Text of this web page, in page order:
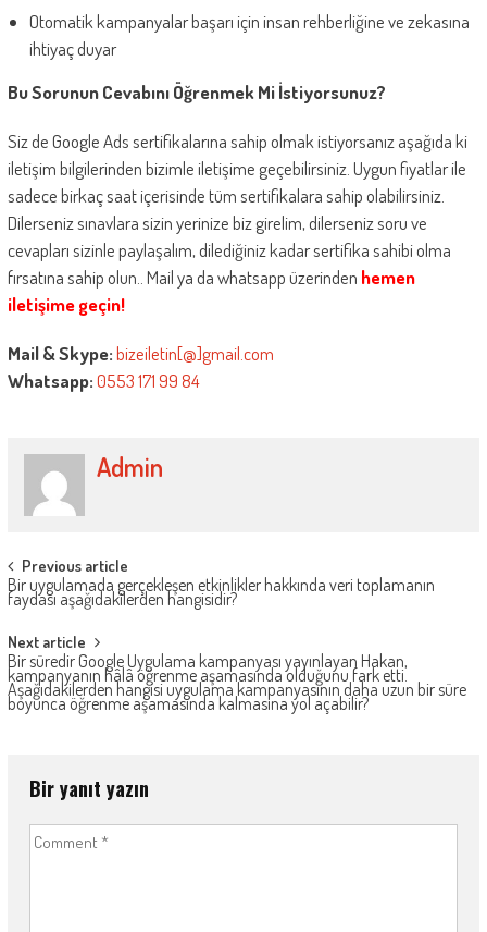
Otomatik kampanyalar başarı için insan rehberliğine ve zekasına
ihtiyaç duyar
Bu Sorunun Cevabını Öğrenmek Mi İstiyorsunuz?
Siz de Google Ads sertifikalarına sahip olmak istiyorsanız aşağıda ki
iletişim bilgilerinden bizimle iletişime geçebilirsiniz. Uygun fiyatlar ile
sadece birkaç saat içerisinde tüm sertifikalara sahip olabilirsiniz.
Dilerseniz sınavlara sizin yerinize biz girelim, dilerseniz soru ve
cevapları sizinle paylaşalım, dilediğiniz kadar sertifika sahibi olma
fırsatına sahip olun.. Mail ya da whatsapp üzerinden hemen
iletişime geçin!
Mail & Skype:bizeiletin[@]gmail.com
Whatsapp:0553 171 99 84
Admin
Post
navigation
Previous article
Bir uygulamada gerçekleşen etkinlikler hakkında veri toplamanın
faydası aşağıdakilerden hangisidir?
Next article
Bir süredir Google Uygulama kampanyası yayınlayan Hakan,
kampanyanın hâlâ öğrenme aşamasında olduğunu fark etti.
Aşağıdakilerden hangisi uygulama kampanyasının daha uzun bir süre
boyunca öğrenme aşamasında kalmasına yol açabilir?
Bir yanıt yazın